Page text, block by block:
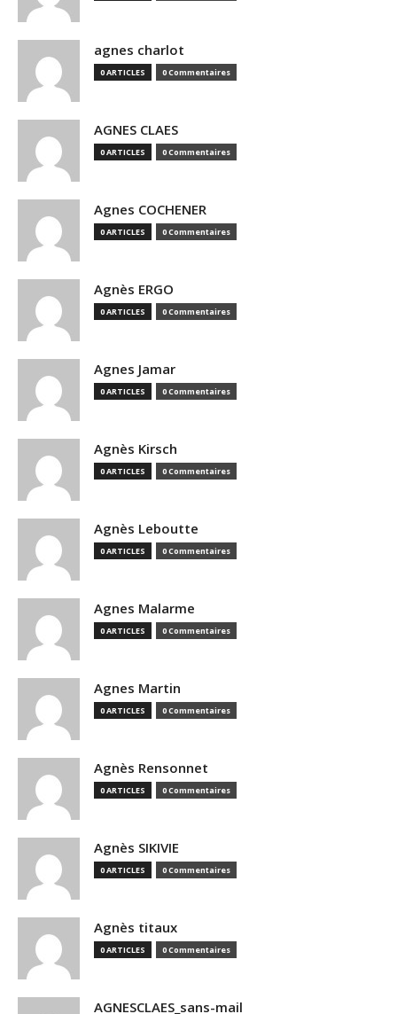
agnes charlot
0 ARTICLES 0 Commentaires
AGNES CLAES
0 ARTICLES 0 Commentaires
Agnes COCHENER
0 ARTICLES 0 Commentaires
Agnès ERGO
0 ARTICLES 0 Commentaires
Agnes Jamar
0 ARTICLES 0 Commentaires
Agnès Kirsch
0 ARTICLES 0 Commentaires
Agnès Leboutte
0 ARTICLES 0 Commentaires
Agnes Malarme
0 ARTICLES 0 Commentaires
Agnes Martin
0 ARTICLES 0 Commentaires
Agnès Rensonnet
0 ARTICLES 0 Commentaires
Agnès SIKIVIE
0 ARTICLES 0 Commentaires
Agnès titaux
0 ARTICLES 0 Commentaires
AGNESCLAES_sans-mail